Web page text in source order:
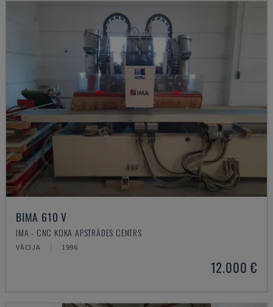
BIMA 610 V
IMA - CNC KOKA APSTRĀDES CENTRS
VĀCIJA 1996
12.000 €